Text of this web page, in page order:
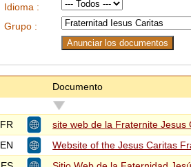
Idioma :
Grupo :
Documento
FR
site web de la Fraternite Jesus
EN
Website of the Jesus Caritas